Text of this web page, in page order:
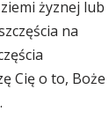
żyznej lub
na
Cię o to, Boże